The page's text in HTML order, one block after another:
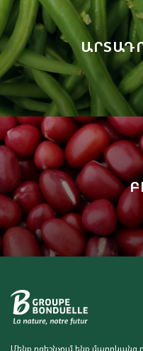
Մենք ոգեշնչում ենք մարդկանց